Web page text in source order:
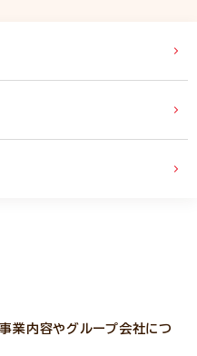
業内容やグループ会社につ